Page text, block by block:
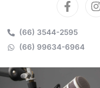
(66) 3544-2595
(66) 99634-6964